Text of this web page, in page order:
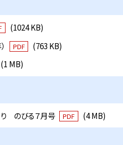
(1024 KB)
PDF
(763 KB)
(1 MB)
り のびる７月号 PDF (4 MB)